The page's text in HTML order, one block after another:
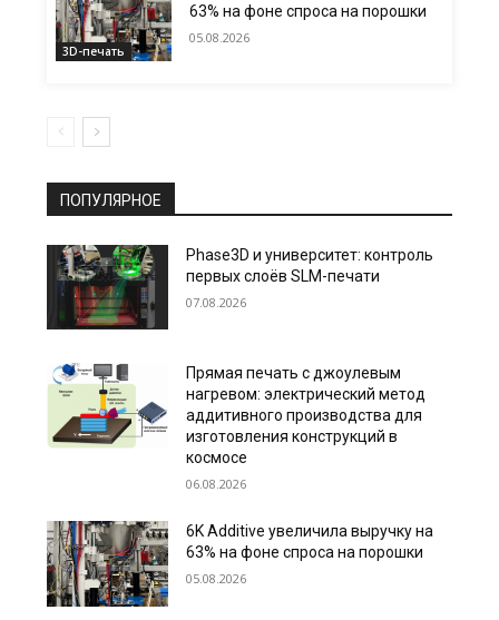
3D-печать
63% на фоне спроса на порошки
05.08.2026
ПОПУЛЯРНОЕ
Phase3D и университет: контроль
первых слоёв SLM-печати
07.08.2026
Прямая печать с джоулевым
нагревом: электрический метод
аддитивного производства для
изготовления конструкций в
космосе
06.08.2026
6K Additive увеличила выручку на
63% на фоне спроса на порошки
05.08.2026